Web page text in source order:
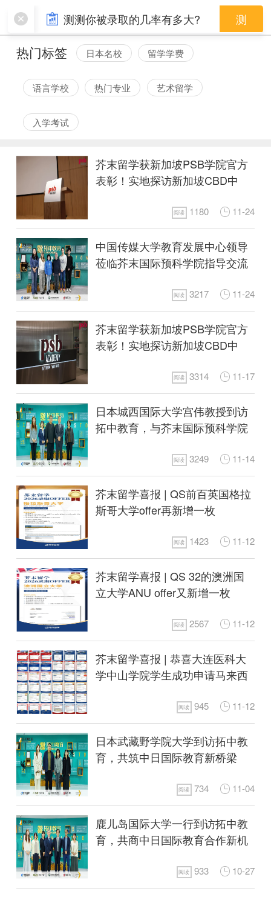
芥末动态
热门标签
日本名校 留学学费
语言学校 热门专业 艺术留学
入学考试
芥末留学获新加坡PSB学院官方
表彰！实地探访新加坡CBD中
阅读 1180 11-24
中国传媒大学教育发展中心领导
莅临芥末国际预科学院指导交流
阅读 3217 11-24
芥末留学获新加坡PSB学院官方
表彰！实地探访新加坡CBD中
阅读 3314 11-17
日本城西国际大学宫伟教授到访
拓中教育，与芥末国际预科学院
阅读 3249 11-14
芥末留学喜报 | QS前百英国格拉
斯哥大学offer再新增一枚
阅读 1423 11-12
芥末留学喜报 | QS 32的澳洲国
立大学ANU offer又新增一枚
阅读 2567 11-12
芥末留学喜报 | 恭喜大连医科大
学中山学院学生成功申请马来西
阅读 945 11-12
日本武藏野学院大学到访拓中教
育，共筑中日国际教育新桥梁
阅读 734 11-04
鹿儿岛国际大学一行到访拓中教
育，共商中日国际教育合作新机
阅读 933 10-27
测测你被录取的几率有多大? 测